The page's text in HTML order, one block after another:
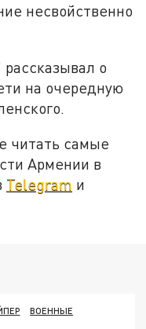
несвойственно
о
на очередную
читать самые
Армении в
Telegram и
ВОЕННЫЕ